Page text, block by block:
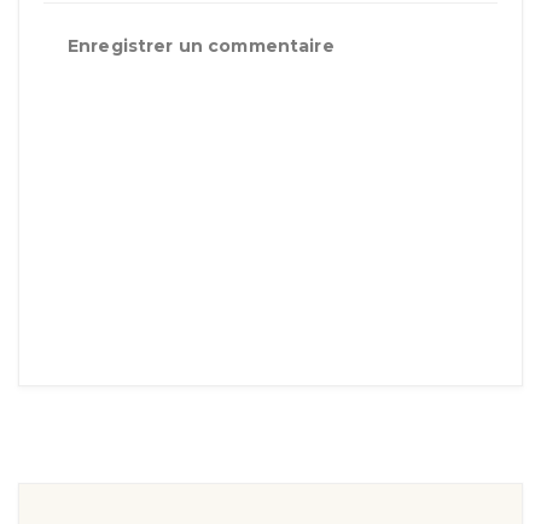
Enregistrer un commentaire